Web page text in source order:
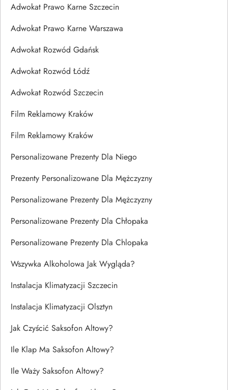
Adwokat Prawo Karne Szczecin
Adwokat Prawo Karne Warszawa
Adwokat Rozwód Gdańsk
Adwokat Rozwód Łódź
Adwokat Rozwód Szczecin
Film Reklamowy Kraków
Film Reklamowy Kraków
Personalizowane Prezenty Dla Niego
Prezenty Personalizowane Dla Mężczyzny
Personalizowane Prezenty Dla Mężczyzny
Personalizowane Prezenty Dla Chłopaka
Personalizowane Prezenty Dla Chlopaka
Wszywka Alkoholowa Jak Wygląda?
Instalacja Klimatyzacji Szczecin
Instalacja Klimatyzacji Olsztyn
Jak Czyścić Saksofon Altowy?
Ile Klap Ma Saksofon Altowy?
Ile Waży Saksofon Altowy?